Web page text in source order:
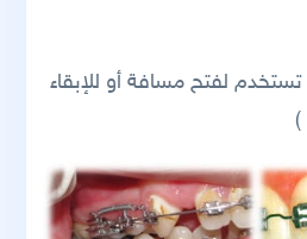
لفتح مسافة أو للإبقاء
)